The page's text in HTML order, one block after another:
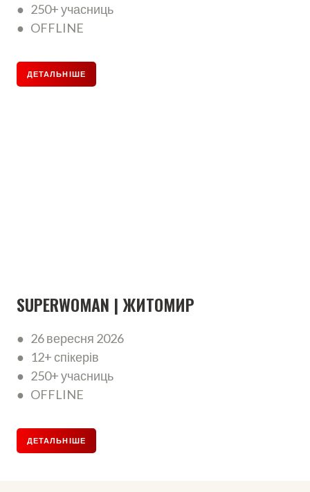
● 250+ учасниць
● OFFLINE
ДЕТАЛЬНІШЕ
SUPERWOMAN | ЖИТОМИР
● 26 вересня 2026
● 12+ спікерів
● 250+ учасниць
● OFFLINE
ДЕТАЛЬНІШЕ